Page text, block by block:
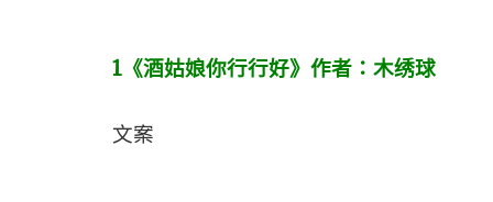
1 《酒姑娘你行行好》作者：木绣球
文案